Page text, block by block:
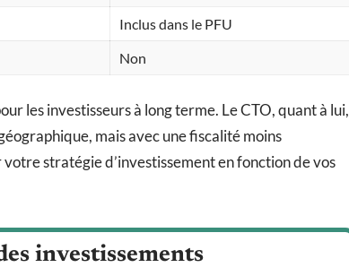
Inclus dans le PFU
Non
les investisseurs à long terme. Le CTO, quant à lui,
mais avec une fiscalité moins
stratégie d’investissement en fonction de vos
investissements